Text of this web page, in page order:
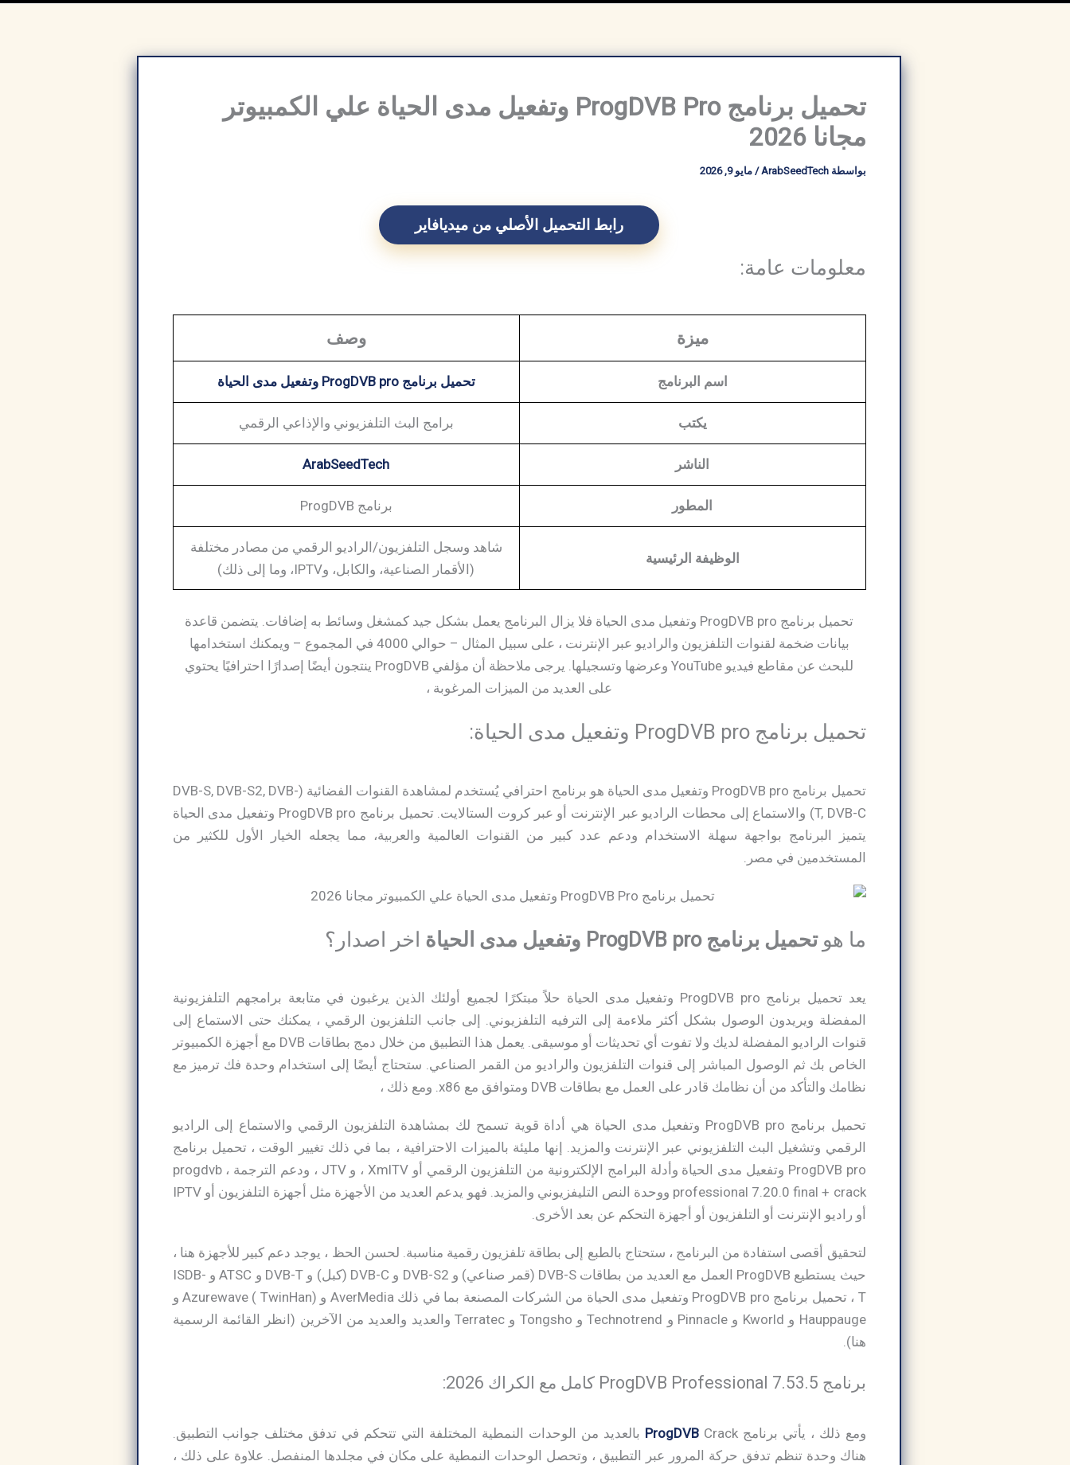
تحميل برنامج ProgDVB Pro وتفعيل مدى الحياة علي الكمبيوتر
مجانا 2026
بواسطة ArabSeedTech
/مايو 9, 2026
رابط التحميل الأصلي من ميديافاير
معلومات عامة:
ميزة وصف
اسم البرنامج تحميل برنامج ProgDVB pro وتفعيل مدى الحياة
يكتب برامج البث التلفزيوني والإذاعي الرقمي
الناشر ArabSeedTech
المطور برنامج ProgDVB
الوظيفة الرئيسية
شاهد وسجل التلفزيون/الراديو الرقمي من مصادر مختلفة
(الأقمار الصناعية، والكابل، وIPTV، وما إلى ذلك)
تحميل برنامج ProgDVB pro وتفعيل مدى الحياة فلا يزال البرنامج يعمل بشكل جيد كمشغل وسائط به إضافات. يتضمن قاعدة
بيانات ضخمة لقنوات التلفزيون والراديو عبر الإنترنت ، على سبيل المثال – حوالي 4000 في المجموع – ويمكنك استخدامها
للبحث عن مقاطع فيديو YouTube وعرضها وتسجيلها. يرجى ملاحظة أن مؤلفي ProgDVB ينتجون أيضًا إصدارًا احترافيًا يحتوي
على العديد من الميزات المرغوبة ،
تحميل برنامج ProgDVB pro وتفعيل مدى الحياة:
تحميل برنامج ProgDVB pro وتفعيل مدى الحياة هو برنامج احترافي يُستخدم لمشاهدة القنوات الفضائية (DVB-S, DVB-S2, DVB-
T, DVB-C) والاستماع إلى محطات الراديو عبر الإنترنت أو عبر كروت الستالايت. تحميل برنامج ProgDVB pro وتفعيل مدى الحياة
يتميز البرنامج بواجهة سهلة الاستخدام ودعم عدد كبير من القنوات العالمية والعربية، مما يجعله الخيار الأول للكثير من
المستخدمين في مصر.
ما هوتحميل برنامج ProgDVB pro وتفعيل مدى الحياة اخر اصدار؟
يعد تحميل برنامج ProgDVB pro وتفعيل مدى الحياة حلاً مبتكرًا لجميع أولئك الذين يرغبون في متابعة برامجهم التلفزيونية
المفضلة ويريدون الوصول بشكل أكثر ملاءمة إلى الترفيه التلفزيوني. إلى جانب التلفزيون الرقمي ، يمكنك حتى الاستماع إلى
قنوات الراديو المفضلة لديك ولا تفوت أي تحديثات أو موسيقى. يعمل هذا التطبيق من خلال دمج بطاقات DVB مع أجهزة الكمبيوتر
الخاص بك ثم الوصول المباشر إلى قنوات التلفزيون والراديو من القمر الصناعي. ستحتاج أيضًا إلى استخدام وحدة فك ترميز مع
نظامك والتأكد من أن نظامك قادر على العمل مع بطاقات DVB ومتوافق مع x86. ومع ذلك ،
تحميل برنامج ProgDVB pro وتفعيل مدى الحياة هي أداة قوية تسمح لك بمشاهدة التلفزيون الرقمي والاستماع إلى الراديو
الرقمي وتشغيل البث التلفزيوني عبر الإنترنت والمزيد. إنها مليئة بالميزات الاحترافية ، بما في ذلك تغيير الوقت ، تحميل برنامج
ProgDVB pro وتفعيل مدى الحياة وأدلة البرامج الإلكترونية من التلفزيون الرقمي أو XmlTV ، و JTV ، ودعم الترجمة ، progdvb
professional 7.20.0 final + crack ووحدة النص التليفزيوني والمزيد. فهو يدعم العديد من الأجهزة مثل أجهزة التلفزيون أو IPTV
أو راديو الإنترنت أو التلفزيون أو أجهزة التحكم عن بعد الأخرى.
لتحقيق أقصى استفادة من البرنامج ، ستحتاج بالطبع إلى بطاقة تلفزيون رقمية مناسبة. لحسن الحظ ، يوجد دعم كبير للأجهزة هنا ،
حيث يستطيع ProgDVB العمل مع العديد من بطاقات DVB-S (قمر صناعي) و DVB-S2 و DVB-C (كبل) و DVB-T و ATSC و ISDB-
T ، تحميل برنامج ProgDVB pro وتفعيل مدى الحياة من الشركات المصنعة بما في ذلك AverMedia و Azurewave ( TwinHan) و
Hauppauge و Kworld و Pinnacle و Technotrend و Tongsho و Terratec والعديد والعديد من الآخرين (انظر القائمة الرسمية
هنا).
برنامج ProgDVB Professional 7.53.5 كامل مع الكراك 2026:
ومع ذلك ، يأتي برنامج ProgDVB Crack بالعديد من الوحدات النمطية المختلفة التي تتحكم في تدفق مختلف جوانب التطبيق.
هناك وحدة تنظم تدفق حركة المرور عبر التطبيق ، وتحصل الوحدات النمطية على مكان في مجلدها المنفصل. علاوة على ذلك ،